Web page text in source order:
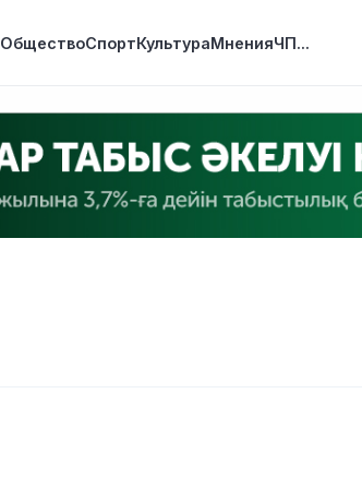
ОбществоСпортКультураМненияЧП...